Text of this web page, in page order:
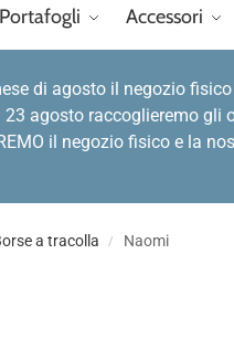
Portafogli Accessori
di agosto il negozio
23 agosto raccoglieremo
il negozio fisico e la
a tracolla / Naomi